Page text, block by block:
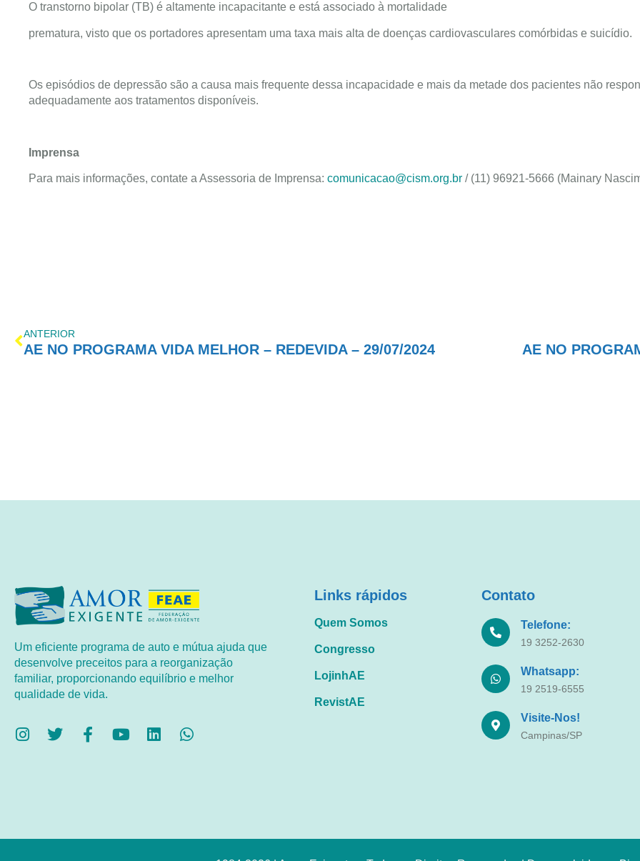
O transtorno bipolar (TB) é altamente incapacitante e está associado à mortalidade
prematura, visto que os portadores apresentam uma taxa mais alta de doenças cardiovasculares comórbidas e suicídio.
Os episódios de depressão são a causa mais frequente dessa incapacidade e mais da metade dos pacientes não
adequadamente aos tratamentos disponíveis.
Imprensa
Para mais informações, contate a Assessoria de Imprensa: comunicacao@cism.org.br / (11) 96921-5666 (Mainary
ANTERIOR
AE NO PROGRAMA VIDA MELHOR – REDEVIDA – 29/07/2024 AE NO
Um eficiente programa de auto e mútua ajuda que
desenvolve preceitos para a reorganização
familiar, proporcionando equilíbrio e melhor
qualidade de vida.
Links rápidos
Quem Somos
Congresso
LojinhAE
RevistAE
Contato
Telefone:
19 3252-2630
Whatsapp:
19 2519-6555
Visite-Nos!
Campinas/SP